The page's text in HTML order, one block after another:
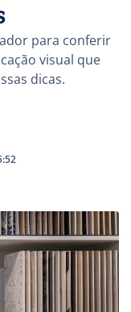
para conferir
visual que
dicas.